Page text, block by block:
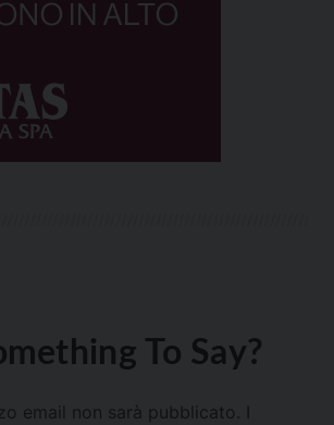
To Say?
email non sarà pubblicato.